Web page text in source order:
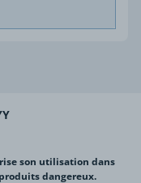
son utilisation dans
dangereux.